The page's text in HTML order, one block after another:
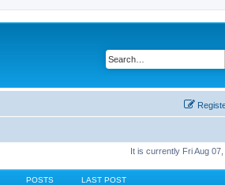
It is currently Fri Aug
POSTS LAST POST